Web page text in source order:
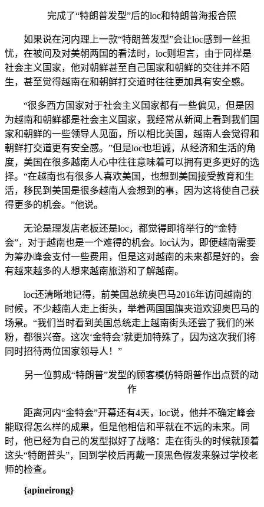
完成了“特朗普发型”后的loc和特朗普海报合照
如果说在河内理上一款“特朗普发型”会让loc感到一丝担
忧，在被问及对美朝两国的看法时，loc则坦言，由于同样是
社会主义国家，他对朝鲜甚至自己国家和朝鲜的交往并不陌
生，甚至觉得越南在和朝鲜打交道时往往更加具有安全感。
“很多西方国家对于社会主义国家都有一些偏见，但是因
为越南和朝鲜都是社会主义国家，我经常从新闻上看到我们国
家和朝鲜的一些领导人见面，所以相比美国，越南人会觉得和
朝鲜打交道更有安全感。”但是loc也坦诚，从经济和生活的角
度，美国在很多越南人心中往往意味着可以拥有更多更好的选
择。“在越南也有很多人喜欢美国，也想到美国接受教育和生
活，移民到美国是很多越南人会想到的事，因为这将使自己获
得更多的机会。”他说。
无论是理发店老板还是loc，都觉得即将举行的“金特
会”，对于越南也是一个难得的机会。loc认为，即便越南需要
为筹办峰会支付一些费用，但是这对越南的未来都是好的，会
有越来越多的人想来越南旅游和了解越南。
loc还清晰地记得，前美国总统奥巴马2016年访问越南的
时候，不少越南人走上街头，举着两国国旗夹道欢迎奥巴马的
场景。“我们当时看到美国总统走上越南街头还尝了我们的米
粉，都很兴奋。这次‘金特会’就更加特殊了，因为这次我们将
同时招待两位国家领导人！”
另一位剪成“特朗普”发型的顾客模仿特朗普作出点赞的动
作
距离河内“金特会”开幕还有4天，loc说，他并不确定峰会
能取得怎么样的成果，但是他相信和平就在不远的未来。同
时，他已经为自己的发型拟好了战略：走在街头的时候就顶着
这头“特朗普头”，回到学校后再戴一顶黑色假发来躲过学校老
师的检查。
{apineirong}